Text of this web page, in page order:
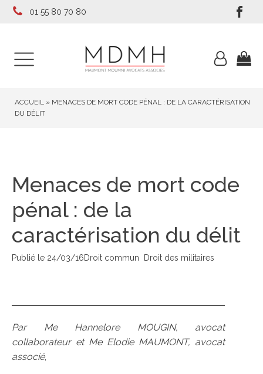
01 55 80 70 80
ACCUEIL » MENACES DE MORT CODE PÉNAL : DE LA CARACTÉRISATION
DU DÉLIT
Menaces de mort code
pénal : de la
caractérisation du délit
Publié le 24/03/16Droit commun Droit des militaires
Par Me Hannelore MOUGIN, avocat
collaborateur et Me Elodie MAUMONT, avocat
associé,